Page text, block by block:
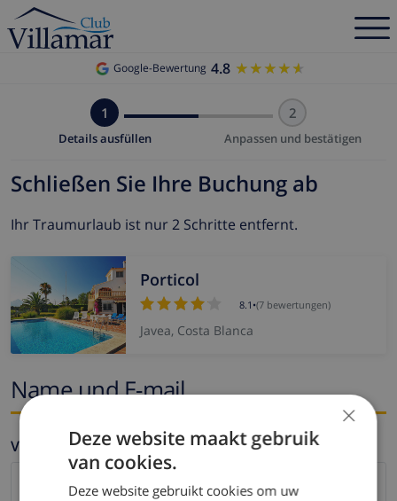
Google-Bewertung 4.8 ★★★★★
★★★★★
1
Details ausfüllen
2
Anpassen und bestätigen
Schließen Sie Ihre Buchung ab
Ihr Traumurlaub ist nur 2 Schritte entfernt.
Porticol
8.1 •(7 bewertungen)
Javea, Costa Blanca
Name und E-mail
Vorname *
×
Deze website maakt gebruik
van cookies.
Deze website gebruikt cookies om uw